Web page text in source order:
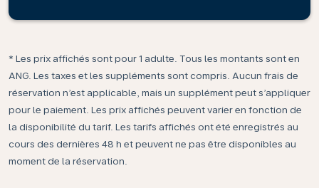
* Les prix affichés sont pour 1 adulte. Tous les montants sont en
ANG. Les taxes et les suppléments sont compris. Aucun frais de
réservation n’est applicable, mais un supplément peut s’appliquer
pour le paiement. Les prix affichés peuvent varier en fonction de
la disponibilité du tarif. Les tarifs affichés ont été enregistrés au
cours des dernières 48 h et peuvent ne pas être disponibles au
moment de la réservation.